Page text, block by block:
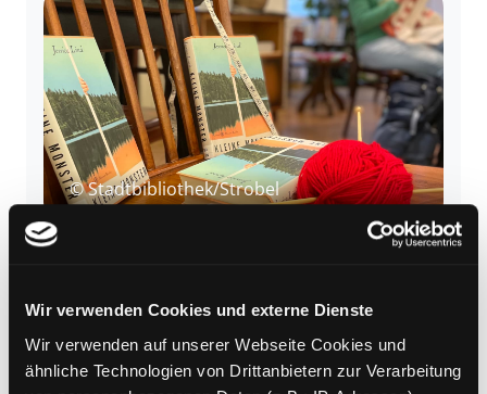
Wir verwenden Cookies und externe Dienste
Wir verwenden auf unserer Webseite Cookies und
ähnliche Technologien von Drittanbietern zur Verarbeitung
Alter: 16 - 99
Entspannte Handarbeit trifft auf spannende
© Stadtbibliothek/Strobel